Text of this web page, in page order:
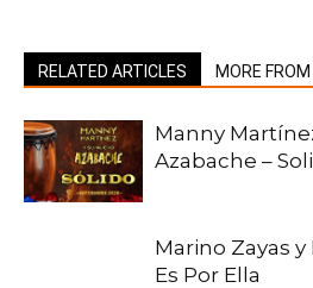
RELATED ARTICLES MORE
Manny
Azabache –
Marino Zayas y
Es Por Ella